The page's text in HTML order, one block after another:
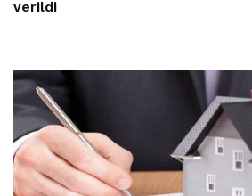
verildi